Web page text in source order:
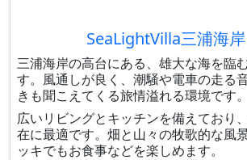
SeaLightVilla三浦海
三浦海岸の高台にある、雄大な海を臨
す。風通しが良く、潮騒や電車の走る
きも聞こえてくる旅情溢れる環境です。
広いリビングとキッチンを備えており
在に最適です。畑と山々の牧歌的な風
ッキでもお食事などを楽しめます。